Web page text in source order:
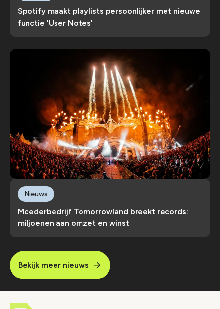
Spotify maakt playlists persoonlijker met nieuwe
functie 'User Notes'
Moederbedrijf Tomorrowland breekt records:
miljoenen aan omzet en winst
Nieuws
Bekijk meer nieuws